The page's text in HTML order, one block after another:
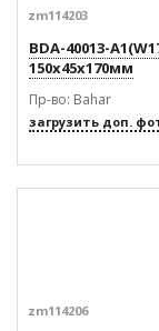
zm114203
BDA-40013-
150x45x170мм
Пр-во: Bahar
загрузить доп.
zm114206